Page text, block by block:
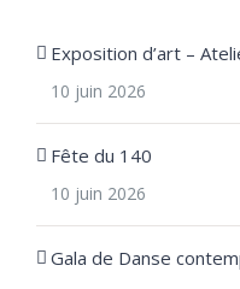
Exposition d’art –
10 juin 2026
Fête du 140
10 juin 2026
Gala de Danse